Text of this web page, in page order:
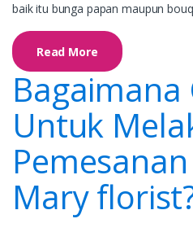
baik itu bunga papan maupun
Read More
Bagaimana
Untuk
Mary